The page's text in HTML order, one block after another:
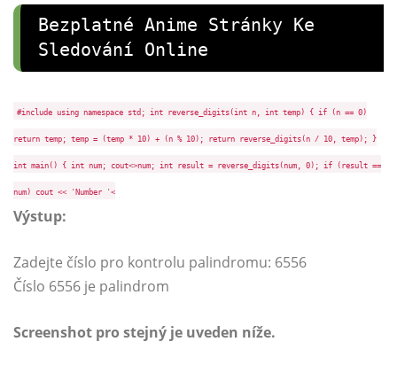
Bezplatné Anime Stránky Ke
Sledování Online
#include using namespace std; int reverse_digits(int n, int temp) { if (n == 0)
return temp; temp = (temp * 10) + (n % 10); return reverse_digits(n / 10, temp); }
int main() { int num; cout<>num; int result = reverse_digits(num, 0); if (result ==
num) cout << 'Number '<
Výstup:
Zadejte číslo pro kontrolu palindromu: 6556
Číslo 6556 je palindrom
Screenshot pro stejný je uveden níže.